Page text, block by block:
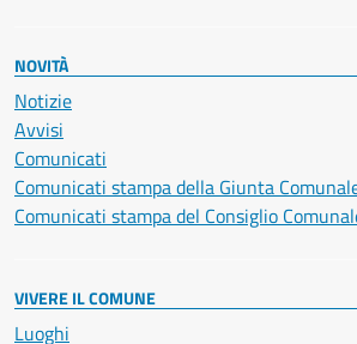
NOVITÀ
Notizie
Avvisi
Comunicati
Comunicati stampa della Giunta
Comunicati stampa del Consiglio
VIVERE IL COMUNE
Luoghi